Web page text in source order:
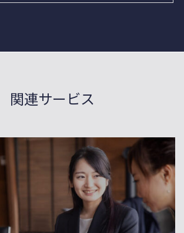
関連サービス